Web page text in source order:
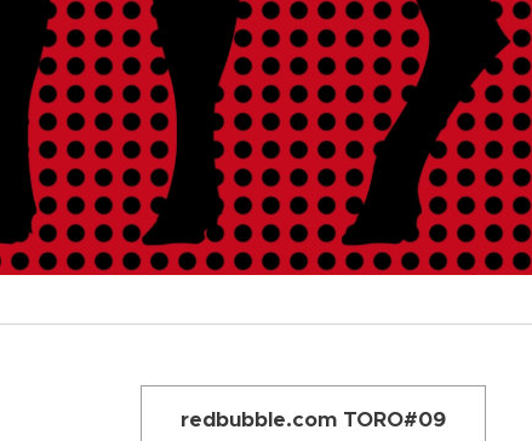
redbubble.com TORO#09